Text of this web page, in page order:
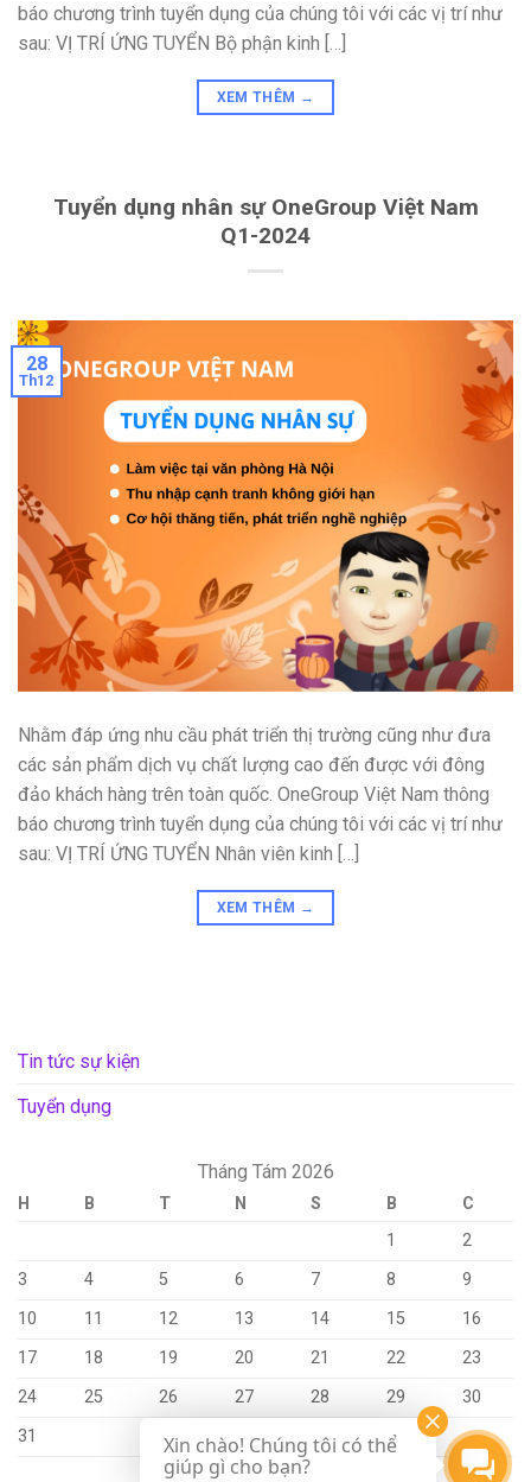
báo chương trình tuyển dụng của chúng tôi với các vị trí như
sau: VỊ TRÍ ỨNG TUYỂN Bộ phận kinh […]
XEM THÊM →
Tuyển dụng nhân sự OneGroup Việt Nam
Q1-2024
28
Th12
Nhằm đáp ứng nhu cầu phát triển thị trường cũng như đưa
các sản phẩm dịch vụ chất lượng cao đến được với đông
đảo khách hàng trên toàn quốc. OneGroup Việt Nam thông
báo chương trình tuyển dụng của chúng tôi với các vị trí như
sau: VỊ TRÍ ỨNG TUYỂN Nhân viên kinh […]
XEM THÊM →
Tin tức sự kiện
Tuyển dụng
Tháng Tám 2026
H B T N S B
C
1
2
3
4 5 6 7 8
9
10
11 12 13 14 15
16
17
18 19 20 21 22
23
24
25 26 27 28 29
30
31
Xin chào! Chúng tôi có thể
giúp gì cho bạn?